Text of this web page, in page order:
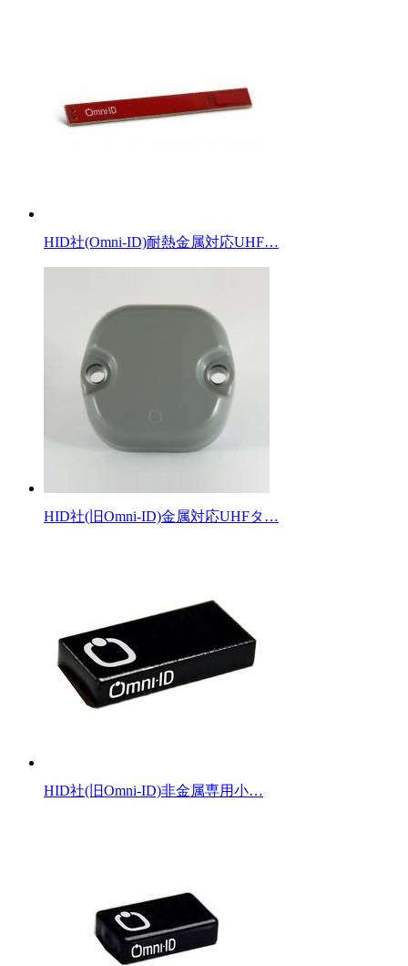
HID社(Omni-ID)耐熱金属対応UHF…
HID社(旧Omni-ID)金属対応UHFタ…
HID社(旧Omni-ID)非金属専用小…